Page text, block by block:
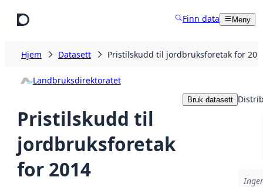
Finn data Meny
Hjem Datasett Pristilskudd til jordbruksforetak for
Landbruksdirektoratet
Pristilskudd til
jordbruksforetak
for 2014
Bruk datasett